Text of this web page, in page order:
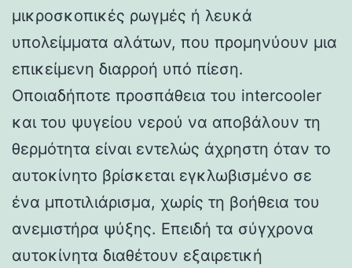
μικροσκοπικές ρωγμές ή λευκά
υπολείμματα αλάτων, που προμηνύουν μια
επικείμενη διαρροή υπό πίεση.
Οποιαδήποτε προσπάθεια του intercooler
και του ψυγείου νερού να αποβάλουν τη
θερμότητα είναι εντελώς άχρηστη όταν το
αυτοκίνητο βρίσκεται εγκλωβισμένο σε
ένα μποτιλιάρισμα, χωρίς τη βοήθεια του
ανεμιστήρα ψύξης. Επειδή τα σύγχρονα
αυτοκίνητα διαθέτουν εξαιρετική